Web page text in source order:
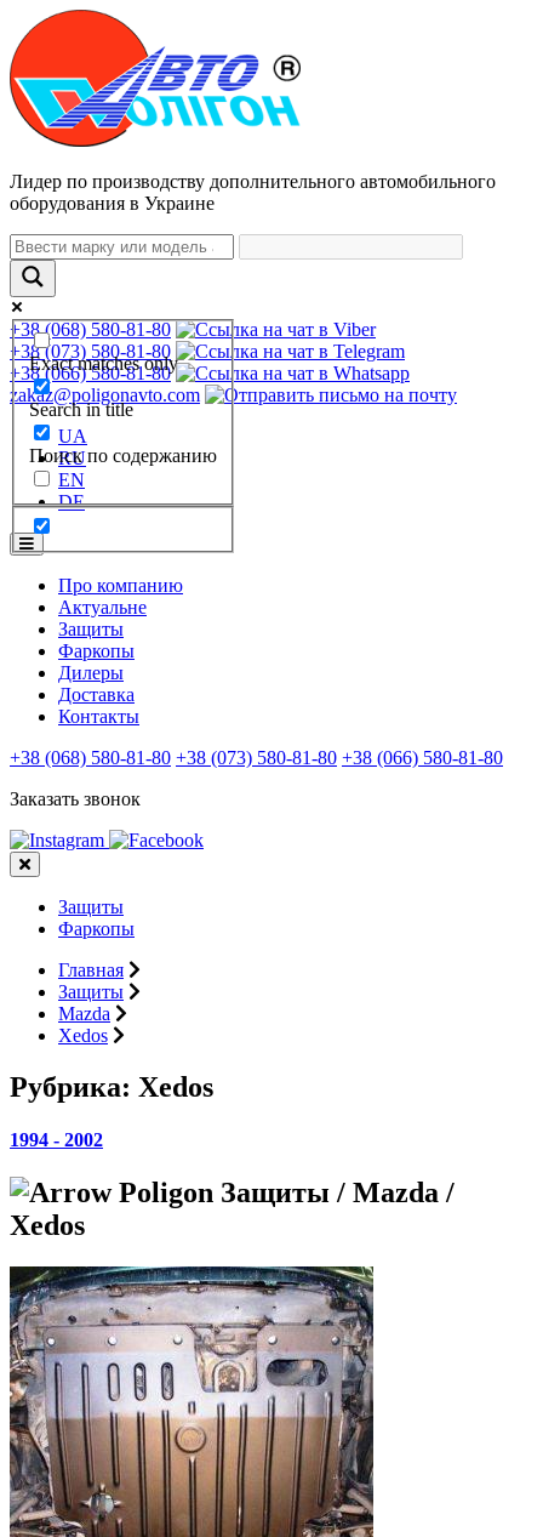
Лидер по производству дополнительного автомобильного
оборудования в Украине
Exact matches only
Search in title
Поиск по содержанию
+38 (068) 580-81-80
+38 (073) 580-81-80
+38 (066) 580-81-80
zakaz@poligonavto.com
UA
RU
EN
DE
Про компанию
Актуальне
Защиты
Фаркопы
Дилеры
Доставка
Контакты
+38 (068) 580-81-80 +38 (073) 580-81-80 +38 (066) 580-81-80
Заказать звонок
Защиты
Фаркопы
Главная
Защиты
Mazda
Xedos
Рубрика: Xedos
1994 - 2002
Защиты / Mazda /
Xedos